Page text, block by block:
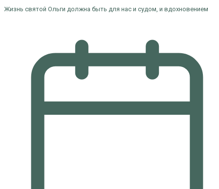
Жизнь святой Ольги должна быть для нас и судом, и вдохновением